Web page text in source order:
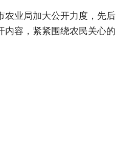
业局加大公开力度，先后
容，紧紧围绕农民关心的